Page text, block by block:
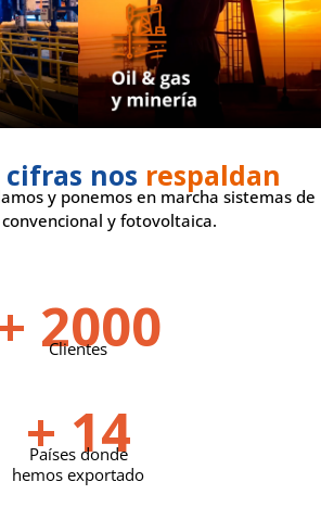
nos respaldan
y ponemos en marcha sistemas de
y fotovoltaica.
2000
Clientes
+ 14
Países donde
hemos exportado